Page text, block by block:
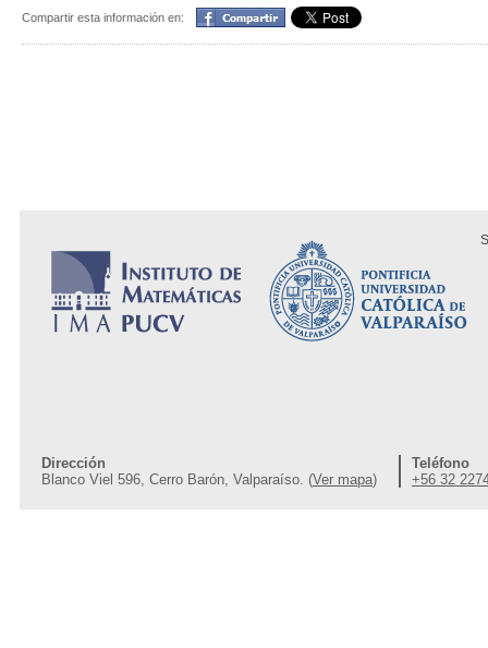
Compartir esta información en: Compartir
Dirección
Blanco Viel 596, Cerro Barón, Valparaíso. (Ver mapa)
Teléfono
+56 32